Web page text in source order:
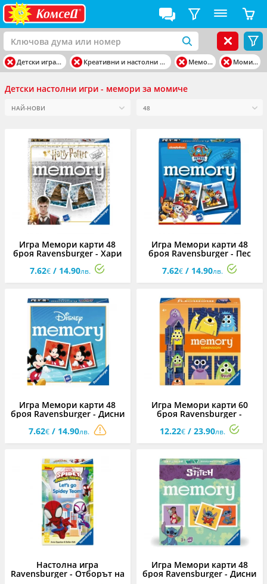
Детски играчки Креативни и настолни игри Мемори Момиче
Детски настолни игри - мемори за момиче
Игра Мемори карти 48
броя Ravensburger - Хари
7.62€ / 14.90лв.
Игра Мемори карти 48
броя Ravensburger - Пес
7.62€/ 14.90лв.
Игра Мемори карти 48
броя Ravensburger - Дисни
7.62€/ 14.90лв.
Игра Мемори карти 60
броя Ravensburger -
12.22€/ 23.90лв.
Настолна игра
Ravensburger - Отборът на
Игра Мемори карти 48
броя Ravensburger - Дисни